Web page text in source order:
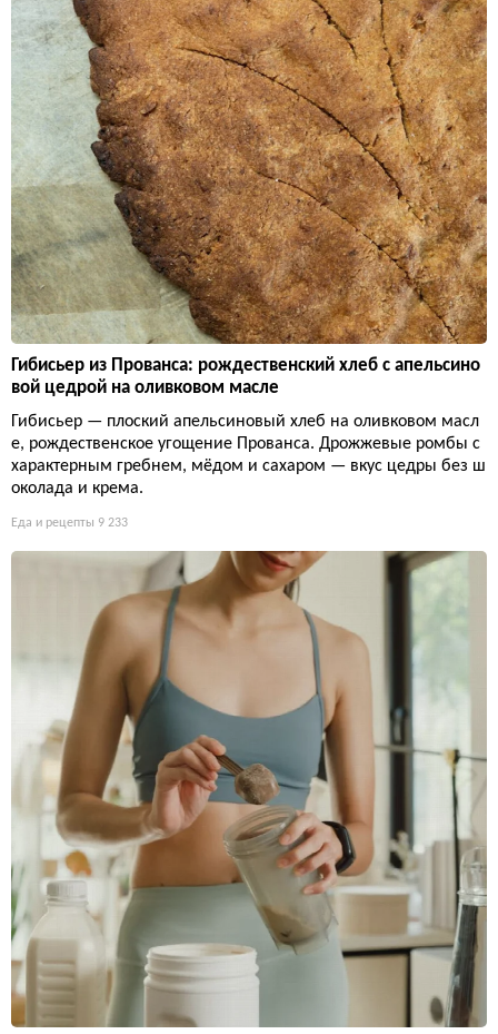
Гибисьер из Прованса: рождественский хлеб с апельсино
вой цедрой на оливковом масле
Гибисьер — плоский апельсиновый хлеб на оливковом масл
е, рождественское угощение Прованса. Дрожжевые ромбы с
характерным гребнем, мёдом и сахаром — вкус цедры без ш
околада и крема.
Еда и рецепты 9 233